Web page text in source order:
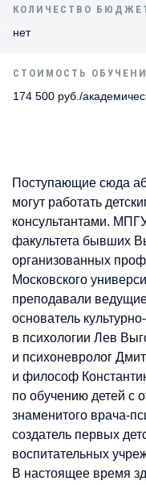
КОЛИЧЕСТВО
нет
СТОИМОСТЬ
174 500 руб./
Поступающие сюда
могут работать
консультантами.
факультета бывших
организованных
Московского
преподавали
основатель
в психологии Лев
и психоневролог
и философ
по обучению детей с
знаменитого врача-
создатель первых
воспитательных
В настоящее время